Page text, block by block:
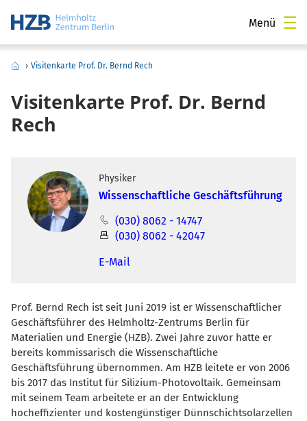
Menü
› Visitenkarte Prof. Dr. Bernd Rech
Visitenkarte Prof. Dr. Bernd
Rech
Physiker
Wissenschaftliche Geschäftsführung
(030) 8062 - 14747
(030) 8062 - 42047
E-Mail
Prof. Bernd Rech ist seit Juni 2019 ist er Wissenschaftlicher
Geschäftsführer des Helmholtz-Zentrums Berlin für
Materialien und Energie (HZB). Zwei Jahre zuvor hatte er
bereits kommissarisch die Wissenschaftliche
Geschäftsführung übernommen. Am HZB leitete er von 2006
bis 2017 das Institut für Silizium-Photovoltaik. Gemeinsam
mit seinem Team arbeitete er an der Entwicklung
hocheffizienter und kostengünstiger Dünnschichtsolarzellen